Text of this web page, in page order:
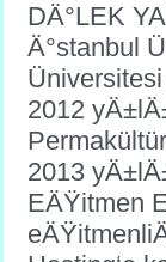
DÄ°LEK
Ä°stanbul
2012
2013
EÄŸitmen